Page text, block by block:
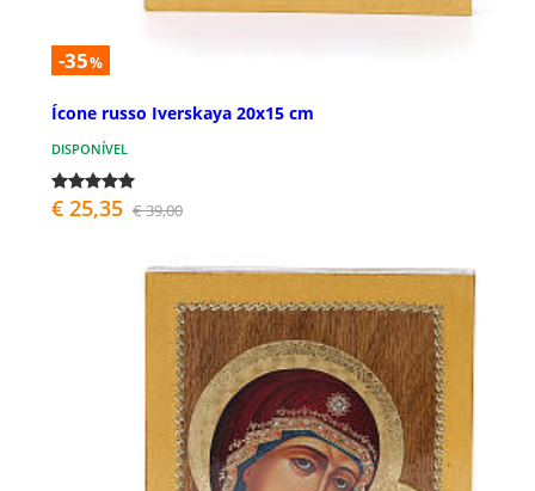
-35%
Ícone russo Iverskaya 20x15 cm
DISPONÍVEL
€ 25,35 € 39,00